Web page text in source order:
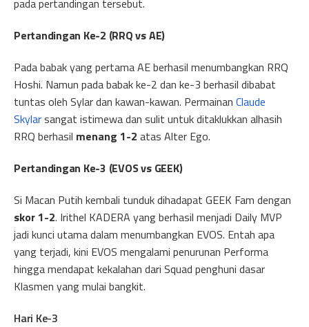
pada pertandingan tersebut.
Pertandingan Ke-2 (RRQ vs AE)
Pada babak yang pertama AE berhasil menumbangkan RRQ
Hoshi. Namun pada babak ke-2 dan ke-3 berhasil dibabat
tuntas oleh Sylar dan kawan-kawan. Permainan Claude
Skylarsangat istimewa dan sulit untuk ditaklukkan alhasih
RRQ berhasil menang 1-2 atas Alter Ego.
Pertandingan Ke-3 (EVOS vs GEEK)
Si Macan Putih kembali tunduk dihadapat GEEK Fam dengan
skor 1-2. Irithel KADERA yang berhasil menjadi Daily MVP
jadi kunci utama dalam menumbangkan EVOS. Entah apa
yang terjadi, kini EVOS mengalami penurunan Performa
hingga mendapat kekalahan dari Squad penghuni dasar
Klasmen yang mulai bangkit.
Hari Ke-3